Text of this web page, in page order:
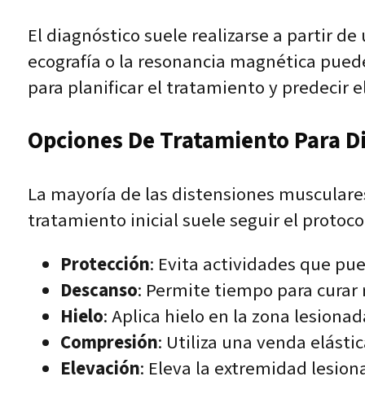
El diagnóstico suele realizarse a partir
ecografía o la resonancia magnética
para planificar el tratamiento y predecir
Opciones De Tratamiento Para
La mayoría de las distensiones
tratamiento inicial suele seguir el
Protección: Evita actividades que
Descanso: Permite tiempo para
Hielo: Aplica hielo en la zona
Compresión: Utiliza una venda
Elevación: Eleva la extremidad